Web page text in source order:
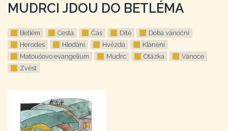
MUDRCI JDOU DO BETLÉMA
Betlém Cesta Čas Dítě
Doba vánoční
Herodes
Hledání Hvězda
Klanění
Matoušovo evangelium
Mudrc Otázka
Vánoce
Zvěst